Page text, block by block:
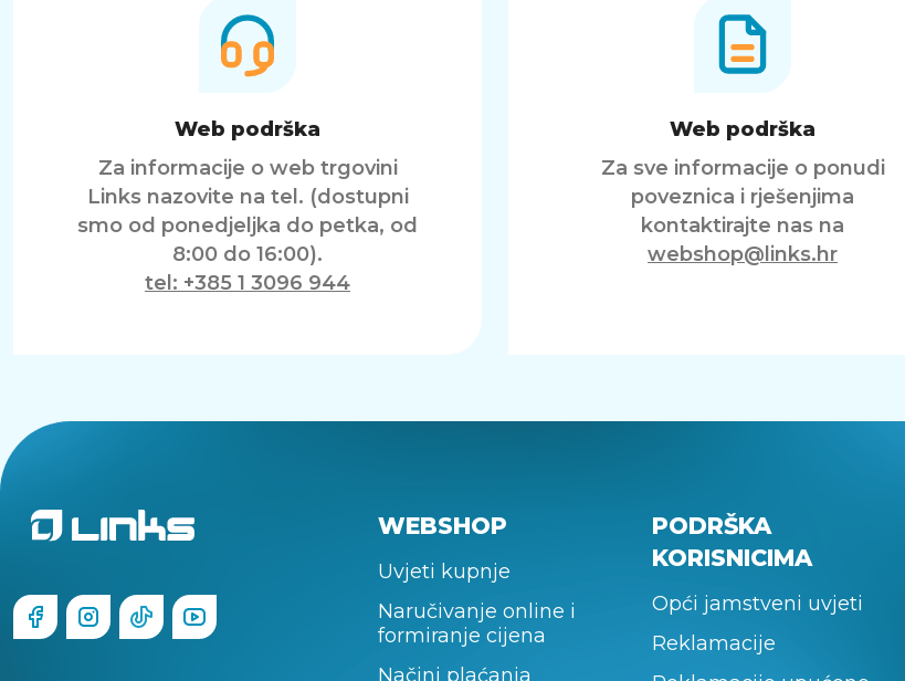
Web podrška
Za informacije o web trgovini
Links nazovite na tel. (dostupni
smo od ponedjeljka do petka, od
8:00 do 16:00).
tel: +385 1 3096 944
Web podrška
Za sve informacije o ponudi
poveznica i rješenjima
kontaktirajte nas na
webshop@links.hr
WEBSHOP
Uvjeti kupnje
Naručivanje online i
formiranje cijena
Načini plaćanja
PODRŠKA
KORISNICIMA
Opći jamstveni uvjeti
Reklamacije